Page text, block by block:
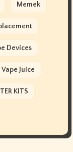
Memek
Devices
Vape Juice
KITS